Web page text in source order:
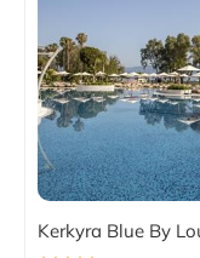
Kerkyra Blue By